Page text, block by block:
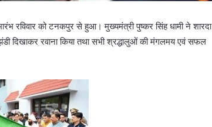
रविवार को टनकपुर से हुआ। मुख्यमंत्री पुष्कर सिंह धामी ने शारदा
दिखाकर रवाना किया तथा सभी श्रद्धालुओं की मंगलमय एवं सफल